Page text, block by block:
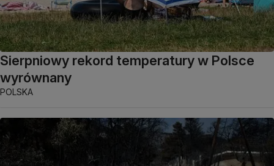
Sierpniowy rekord temperatury w Polsce
wyrównany
POLSKA